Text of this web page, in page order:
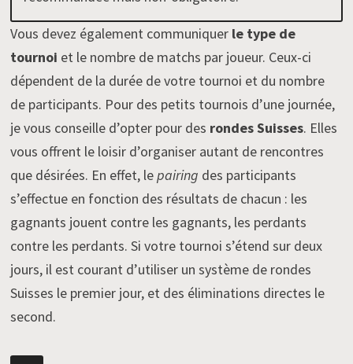
Vous devez également communiquer le type de
tournoi et le nombre de matchs par joueur. Ceux-ci
dépendent de la durée de votre tournoi et du nombre
de participants. Pour des petits tournois d’une journée,
je vous conseille d’opter pour des rondes Suisses. Elles
vous offrent le loisir d’organiser autant de rencontres
que désirées. En effet, lepairing des participants
s’effectue en fonction des résultats de chacun : les
gagnants jouent contre les gagnants, les perdants
contre les perdants. Si votre tournoi s’étend sur deux
jours, il est courant d’utiliser un système de rondes
Suisses le premier jour, et des éliminations directes le
second.